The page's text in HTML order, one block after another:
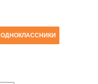
ОДНОКЛАССНИКИ